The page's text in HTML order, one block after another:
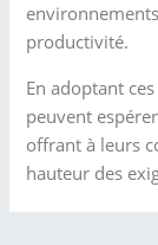
productivité.
En adoptant
peuvent
offrant à leurs
hauteur des